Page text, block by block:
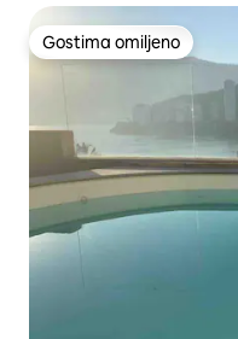
Gostima omiljeno
Gostima omiljeno